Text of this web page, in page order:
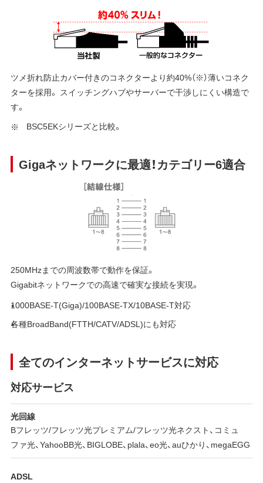
ツメ折れ防止カバー付きのコネクターより約40%（※）薄いコネク
ターを採用。 スイッチングハブやサーバーで干渉しにくい構造で
す。
BSC5EKシリーズと比較。
Gigaネットワークに最適！カテゴリー6適合
250MHzまでの周波数帯で動作を保証。
Gigabitネットワークでの高速で確実な接続を実現。
1000BASE-T(Giga)/100BASE-TX/10BASE-T対応
各種BroadBand(FTTH/CATV/ADSL)にも対応
全てのインターネットサービスに対応
対応サービス
光回線
Bフレッツ/フレッツ光プレミアム/フレッツ光ネクスト、コミュ
ファ光、YahooBB光、BIGLOBE、plala、eo光、auひかり、megaEGG
ADSL